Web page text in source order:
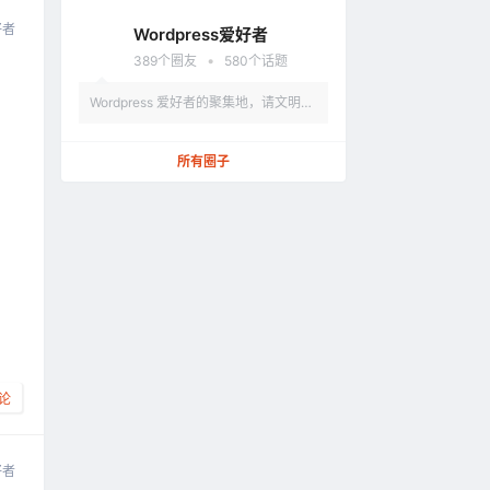
Wordpress爱好者
389个圈友 • 580个话题
Wordpress 爱好者的聚集地，请文明发
所有圈子